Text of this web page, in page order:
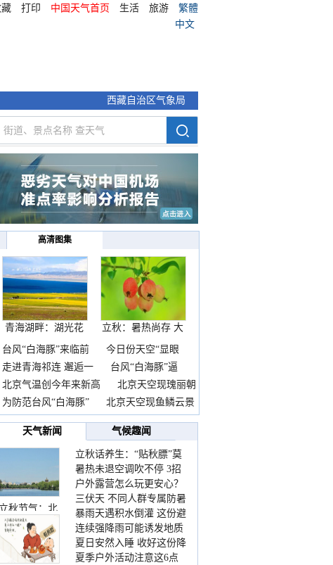
打印 中国天气首页 生活 旅游
繁體
中文
西藏自治区气象局
高清图集
青海湖畔：湖光花
海长
立秋：暑热尚存 大
台风“白海豚”来临前
今日份天空“显眼
包”
走进青海祁连 邂逅一
台风“白海豚”逼
近
北京气温创今年来新高
北京天空现瑰丽朝
霞
为防范台风“白海豚”
北京天空现鱼鳞云景
观
天气新闻
气候趣闻
立秋节气：北
立秋话养生：“贴秋膘”莫
着急 先清暑再防燥
暑热未退空调吹不停 3招
护住肩颈不酸痛
户外露营怎么玩更安心？
这份攻略请收好
三伏天 不同人群专属防暑
要点请收好
暴雨天遇积水倒灌 这份避
险提示请收好
连续强降雨可能诱发地质
灾害 这些前兆要知道
夏日安然入睡 收好这份降
温小贴士
夏季户外活动注意这6点